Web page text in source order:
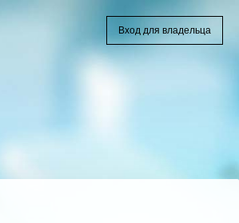
Вход для владельца